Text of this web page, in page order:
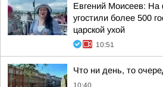
Евгений Моисеев:
угостили более 500
царской ухой
10:51
Что ни день, то
10:40